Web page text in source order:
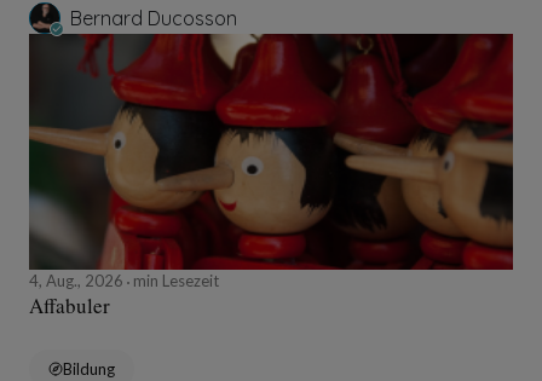
Bernard Ducosson
4, Aug., 2026 min Lesezeit
Affabuler
Bildung